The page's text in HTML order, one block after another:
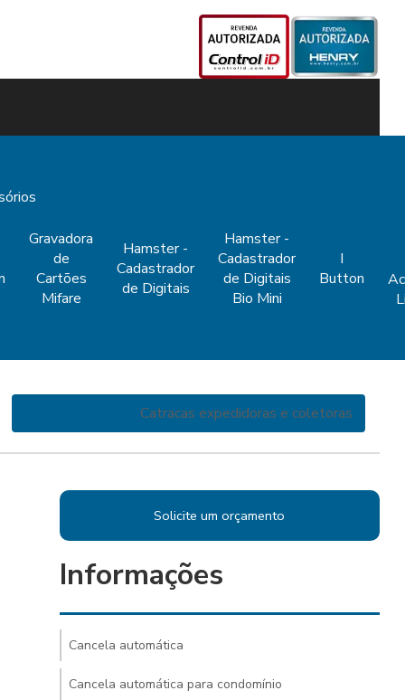
Gravadora
de
Cartões
Mifare
Hamster -
Cadastrador
de Digitais
Hamster -
Cadastrador
de Digitais
Bio Mini
I
Button
Catracas expedidoras e coletoras
Solicite um orçamento
Informações
Cancela automática
Cancela automática para condomínio